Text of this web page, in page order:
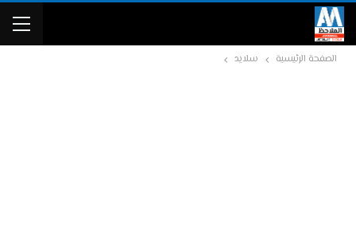
الصفحة الرئيسية سلايد